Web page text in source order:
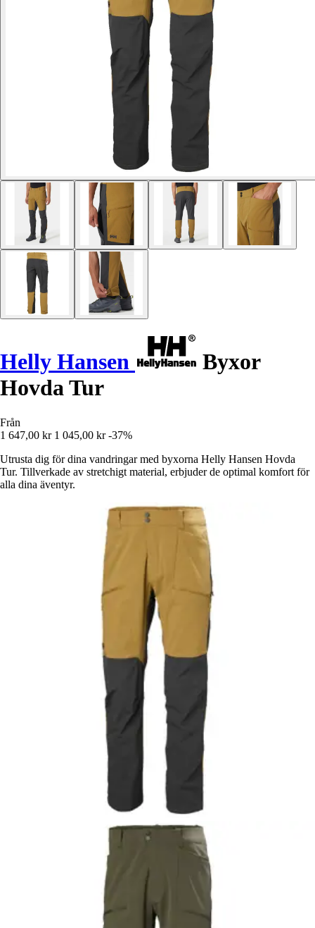
Helly Hansen
Byxor
Hovda Tur
Från
1 647,00 kr 1 045,00 kr -37%
Utrusta dig för dina vandringar med byxorna Helly Hansen Hovda
Tur. Tillverkade av stretchigt material, erbjuder de optimal komfort för
alla dina äventyr.